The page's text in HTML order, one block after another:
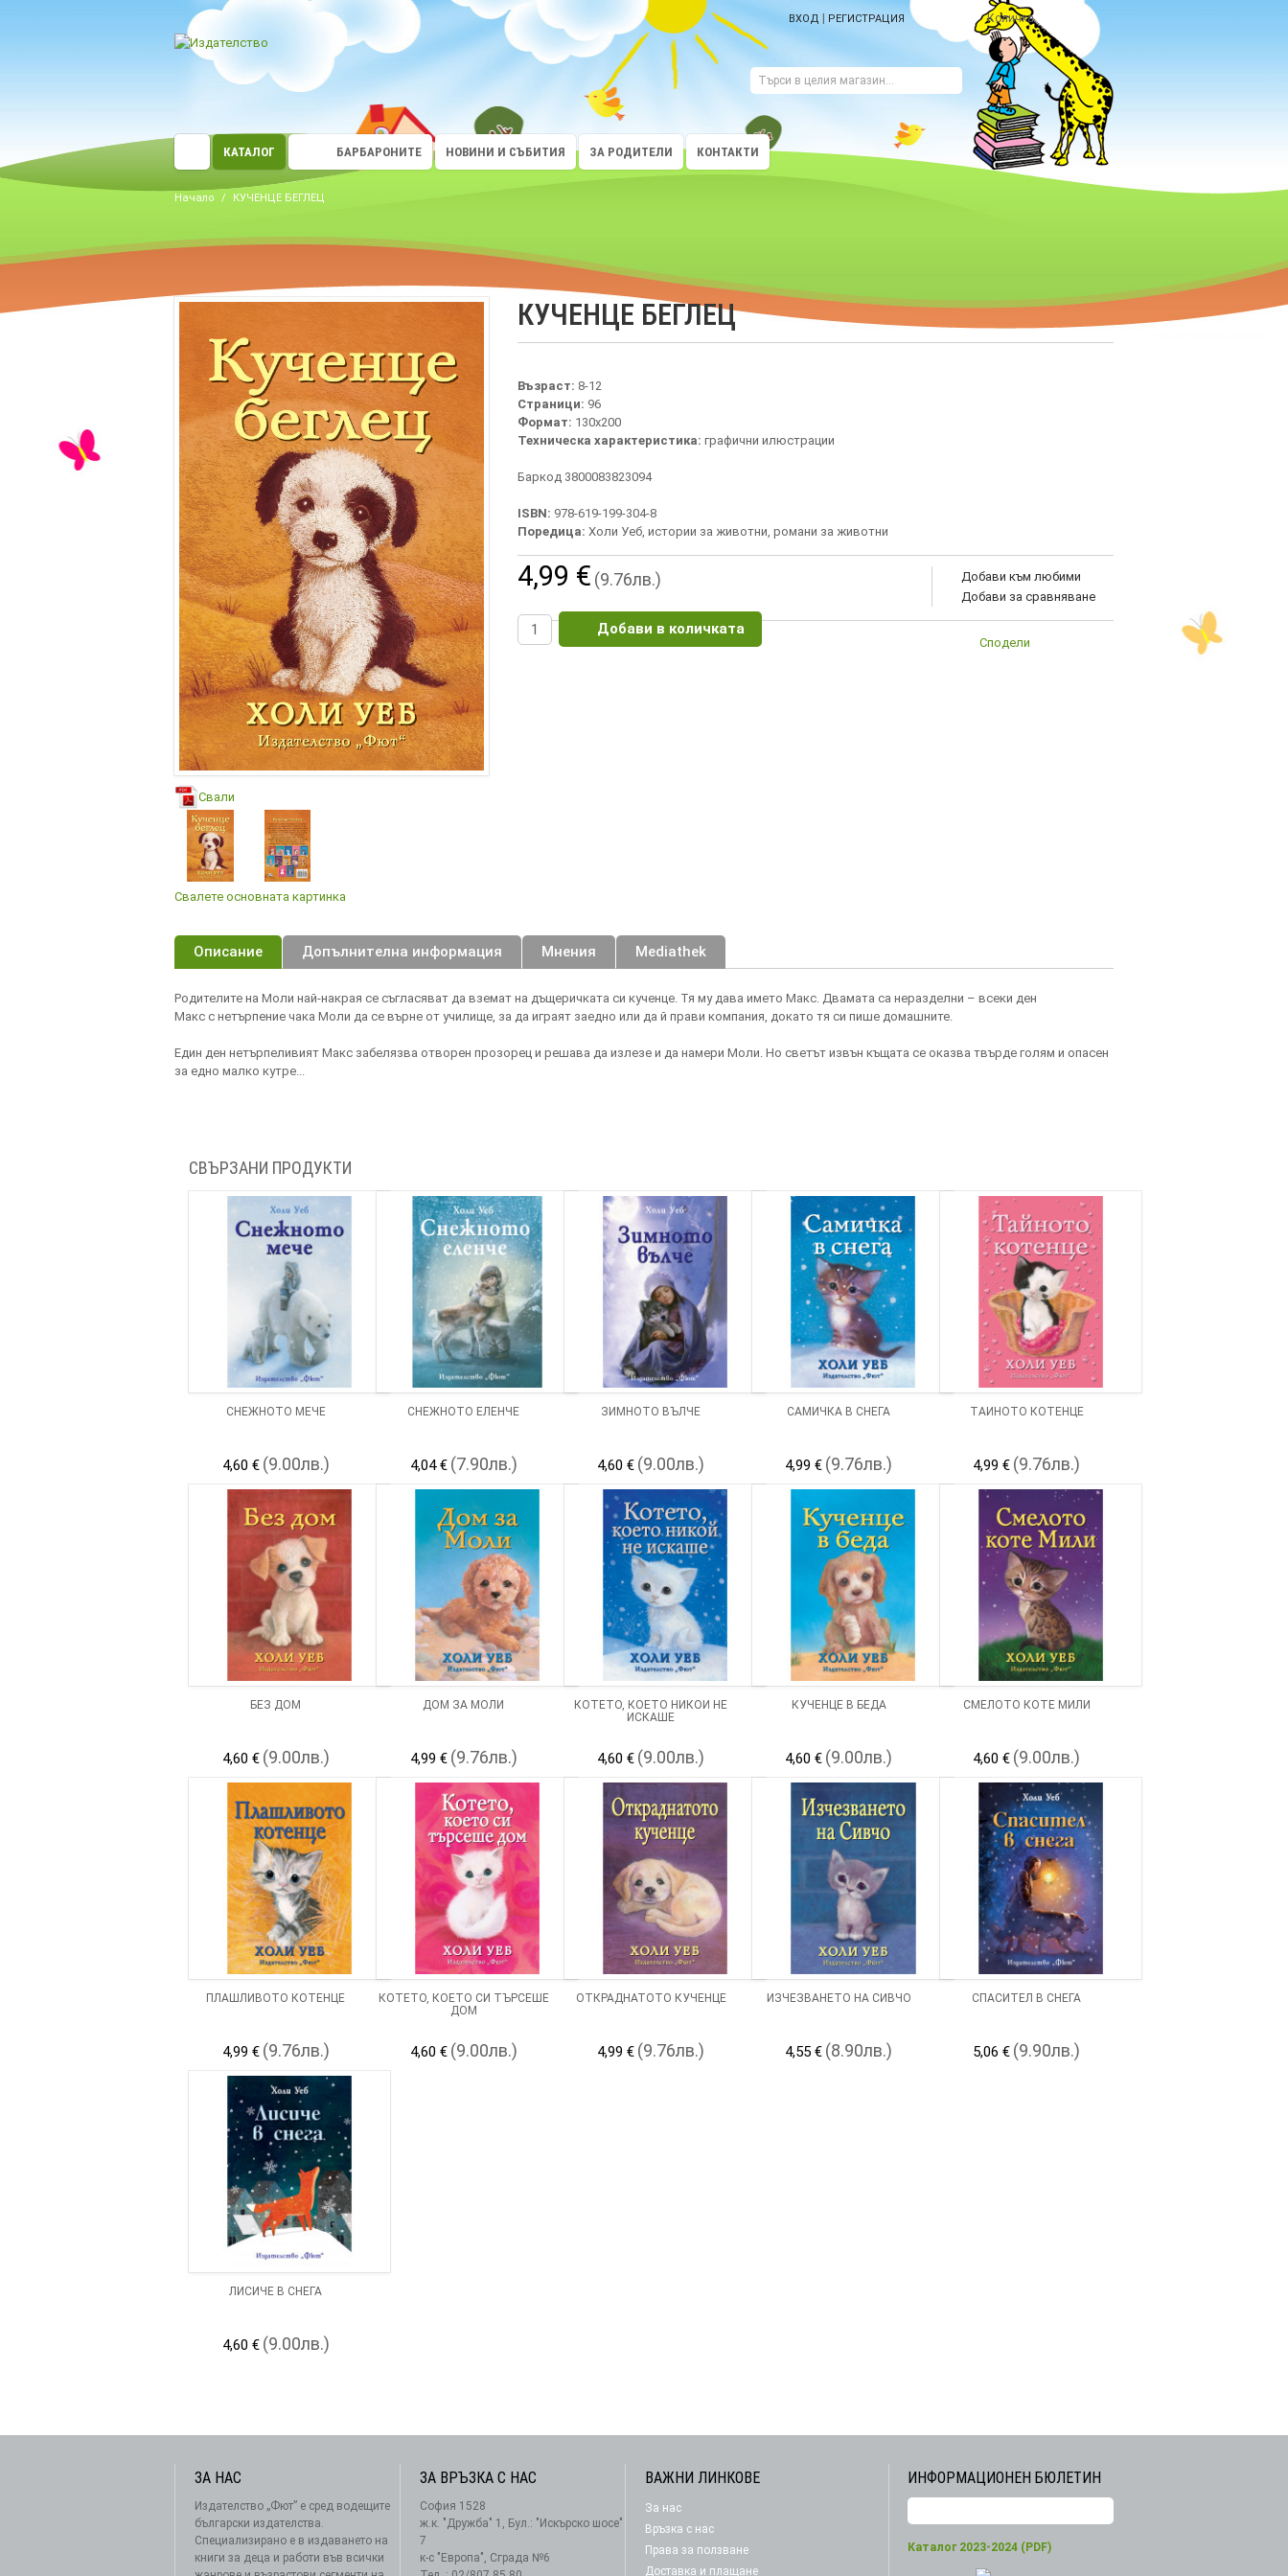
ВХОД | РЕГИСТРАЦИЯ Количка
КАТАЛОГ БАРБАРОНИТЕ НОВИНИ И СЪБИТИЯ ЗА РОДИТЕЛИ КОНТАКТИ
Начало / КУЧЕНЦЕ БЕГЛЕЦ
КУЧЕНЦЕ БЕГЛЕЦ
Свали
Свалете основната картинка
Възраст: 8-12
Страници: 96
Формат: 130х200
Техническа характеристика: графични илюстрации
Баркод 3800083823094
ISBN: 978-619-199-304-8
Поредица: Холи Уеб, истории за животни, романи за животни
Добави към любими
Добави за сравняване
4,99 € (9.76лв.)
Добави в количката
Сподели
Описание Допълнителна информация Мнения Mediathek
Родителите на Моли най-накрая се съгласяват да вземат на дъщеричката си кученце. Тя му дава името Макс. Двамата са неразделни – всеки ден
Макс с нетърпение чака Моли да се върне от училище, за да играят заедно или да й прави компания, докато тя си пише домашните.
Един ден нетърпеливият Макс забелязва отворен прозорец и решава да излезе и да намери Моли. Но светът извън къщата се оказва твърде голям и опасен
за едно малко кутре...
СВЪРЗАНИ ПРОДУКТИ
СНЕЖНОТО МЕЧЕ
4,60 € (9.00лв.)
СНЕЖНОТО ЕЛЕНЧЕ
4,04 € (7.90лв.)
ЗИМНОТО ВЪЛЧЕ
4,60 € (9.00лв.)
САМИЧКА В СНЕГА
4,99 € (9.76лв.)
ТАЙНОТО КОТЕНЦЕ
4,99 € (9.76лв.)
БЕЗ ДОМ
4,60 € (9.00лв.)
ДОМ ЗА МОЛИ
4,99 € (9.76лв.)
КОТЕТО, КОЕТО НИКОЙ НЕ
ИСКАШЕ
4,60 € (9.00лв.)
КУЧЕНЦЕ В БЕДА
4,60 € (9.00лв.)
СМЕЛОТО КОТЕ МИЛИ
4,60 € (9.00лв.)
ПЛАШЛИВОТО КОТЕНЦЕ
4,99 € (9.76лв.)
КОТЕТО, КОЕТО СИ ТЪРСЕШЕ
ДОМ
4,60 € (9.00лв.)
ОТКРАДНАТОТО КУЧЕНЦЕ
4,99 € (9.76лв.)
ИЗЧЕЗВАНЕТО НА СИВЧО
4,55 € (8.90лв.)
СПАСИТЕЛ В СНЕГА
5,06 € (9.90лв.)
ЛИСИЧЕ В СНЕГА
4,60 € (9.00лв.)
ИНФОРМАЦИОНЕН БЮЛЕТИН
АБОНАМЕНТ
Каталог 2023-2024 (PDF)
ЗА НАС
Издателство „Фют” е сред водещите
български издателства.
Специализирано е в издаването на
книги за деца и работи във всички
ЗА ВРЪЗКА С НАС
София 1528
ж.к. "Дружба" 1, Бул.: "Искърско шосе"
7
к-с "Европа", Сграда №6
ВАЖНИ ЛИНКОВЕ
За нас
Връзка с нас
Права за ползване
Доставка и плащане